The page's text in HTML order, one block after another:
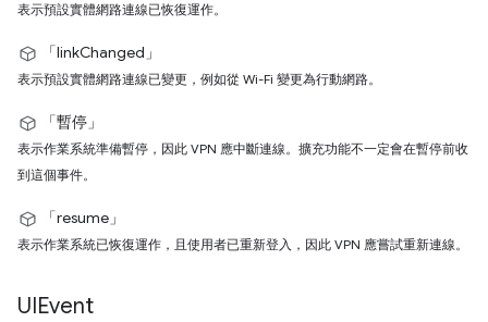
表示預設實體網路連線已恢復運作。
「linkChanged」
表示預設實體網路連線已變更，例如從 Wi-Fi 變更為行動網路。
「暫停」
表示作業系統準備暫停，因此 VPN 應中斷連線。擴充功能不一定會在暫停前收
到這個事件。
「resume」
表示作業系統已恢復運作，且使用者已重新登入，因此 VPN 應嘗試重新連線。
UIEvent